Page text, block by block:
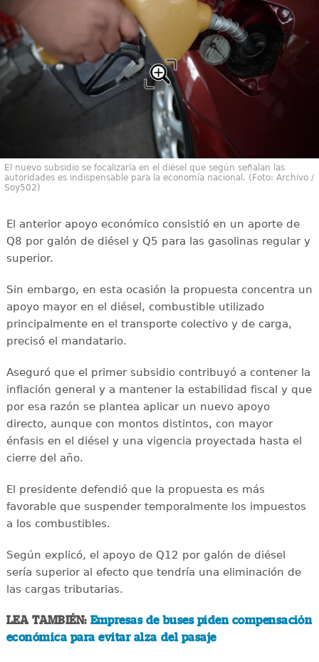
El nuevo subsidio se focalizaría en el diésel que según señalan las
autoridades es indispensable para la economía nacional. (Foto: Archivo /
Soy502)
El anterior apoyo económico consistió en un aporte de
Q8 por galón de diésel y Q5 para las gasolinas regular y
superior.
Sin embargo, en esta ocasión la propuesta concentra un
apoyo mayor en el diésel, combustible utilizado
principalmente en el transporte colectivo y de carga,
precisó el mandatario.
Aseguró que el primer subsidio contribuyó a contener la
inflación general y a mantener la estabilidad fiscal y que
por esa razón se plantea aplicar un nuevo apoyo
directo, aunque con montos distintos, con mayor
énfasis en el diésel y una vigencia proyectada hasta el
cierre del año.
El presidente defendió que la propuesta es más
favorable que suspender temporalmente los impuestos
a los combustibles.
Según explicó, el apoyo de Q12 por galón de diésel
sería superior al efecto que tendría una eliminación de
las cargas tributarias.
LEA TAMBIÉN:Empresas de buses piden compensación
económica para evitar alza del pasaje